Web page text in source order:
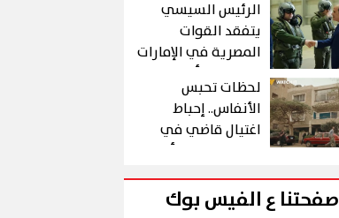
الرئيس السيسي
يتفقد القوات
المصرية في الإمارات
خلال زيارة أخوية
لحظات تحبس
الأنفاس.. إحباط
اغتيال قاضي في
الحلقة 10 من رأس
الأفعى
صفحتنا ع الفيس بوك